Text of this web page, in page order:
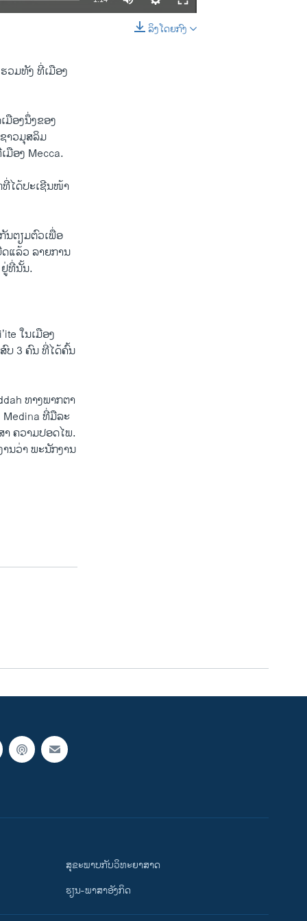
SHARE
ລິງໂດຍກົງ
ວມທັງ ທີ່​ເມືອງ​
ມືອງ​ນຶ່ງ​ຂອງ​
າວ​ມຸສລິ​ມ
ອງ Mecca.
ໄດ້​ປະ​ເຊີນ​ໜ້າ​
ຕຽມ​ຕົວ​ເພື່ອ
ແລ້ວ​ ລາຍການ
ທີ່​ນັ້ນ.
ໃນ​ເມືອງ​
ບ 3 ຄົນ​ ທີ່​ໄດ້​ຄົ້ນ​
ທາງ​ພາກ​ຕາ​
ທີ່ມື​ລະ​
ຄວາມ​ປອດ​ໄພ.
ນ​ວ່າ ພະນັກງານ​
ສຸຂະພາບກັບວິທະຍາສາດ
ຮຽນ-ພາສາອັງກິດ